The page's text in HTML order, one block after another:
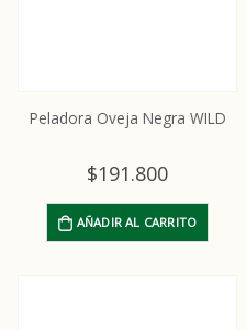
Peladora Oveja Negra WILD
$191.800
AÑADIR AL CARRITO
0out of 5
$32.880